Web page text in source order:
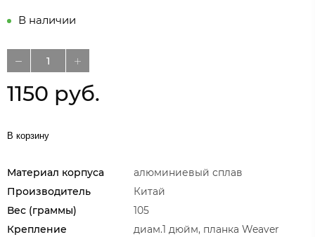
В наличии
1150 руб.
В корзину
Материал корпуса
алюминиевый сплав
Производитель
Китай
Вес (граммы)
105
Крепление
диам.1 дюйм, планка Weaver